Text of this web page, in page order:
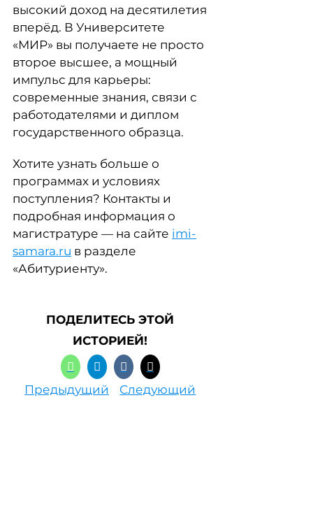
высокий доход на десятилетия
вперёд. В Университете
«МИР» вы получаете не просто
второе высшее, а мощный
импульс для карьеры:
современные знания, связи с
работодателями и диплом
государственного образца.
Хотите узнать больше о
программах и условиях
поступления? Контакты и
подробная информация о
магистратуре — на сайте imi-
samara.ru в разделе
«Абитуриенту».
ПОДЕЛИТЕСЬ ЭТОЙ
ИСТОРИЕЙ!
Предыдущий Следующий